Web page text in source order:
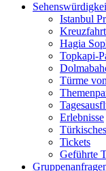
Istanbul
Hagia
Topkapi-
Türme
Erlebnisse
Tickets
Geführte